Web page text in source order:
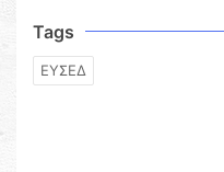
Tags
ΕΥΣΕΔ